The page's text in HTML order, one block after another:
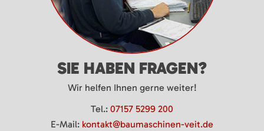
SIE HABEN FRAGEN?
Wir helfen Ihnen gerne weiter!
Tel.: 07157 5299 200
E-Mail: kontakt@baumaschinen-veit.de